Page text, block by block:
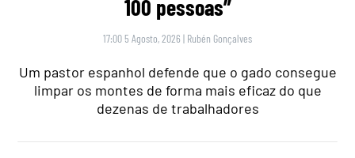
100 pessoas”
17:00 5 Agosto, 2026 | Rubén Gonçalves
Um pastor espanhol defende que o gado consegue
limpar os montes de forma mais eficaz do que
dezenas de trabalhadores